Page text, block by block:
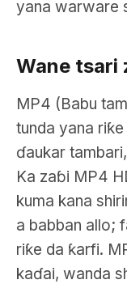
yana warware
Wane tsari
MP4 (Babu
tunda yana
ɗaukar
Ka zaɓi MP4
kuma kana
a babban allo;
riƙe da ƙarfi.
kaɗai, wanda